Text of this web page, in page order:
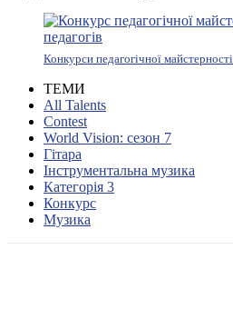
Конкурси педагогічної
ТЕМИ
All Talents
Contest
World Vision: сезон 7
Гітара
Інструментальна музика
Категорія 3
Конкурс
Музика